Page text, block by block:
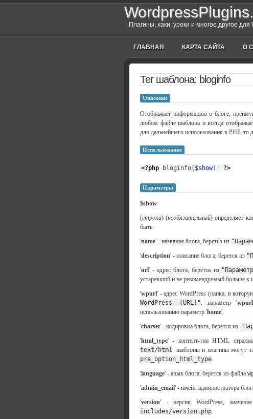
Плагины, хаки, уроки и многое другое для
ГЛАВНАЯ КАРТА САЙТА О
Тег шаблона: bloginfo
Описание
Отображает информацию о блоге,
любом файле шаблона и всегда
для дальнейшего использования в PHP, то
Использование
<?php bloginfo( $show) ; ?>
Параметры
$show
(строка) (необязательный) определяет
быть:
'name' - название блога, берется из
'description' - описание блога, берется из
'url' - адрес блога, берется из
устаревший и не рекомендуемый больше к
'wpurl' - адрес WordPress (папка, в
WordPress (URL)". параметр 'wpurl
использованию параметр 'home'.
'charset' - кодировка блога, берется из
'html_type' - контент-тип HTML
text/html. шаблоны и плагины могут
pre_option_html_type.
'language' - язык блога, берется из файла
'admin_email' - имейл администратора
'version' - версия WordPress,
includes/version.php.